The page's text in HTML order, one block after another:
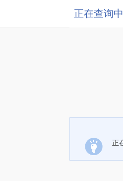
正在查询中
正